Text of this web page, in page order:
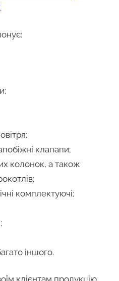
.
клапапи;
колонок, а також
комплектуючі;
іншого.
клієнтам продукцію